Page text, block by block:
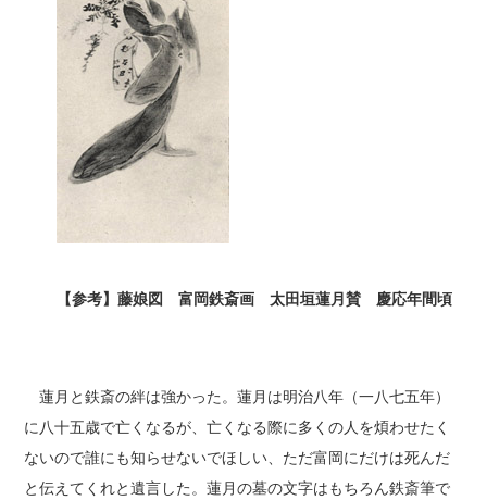
【参考】藤娘図 富岡鉄斎画 太田垣蓮月賛 慶応年間頃
蓮月と鉄斎の絆は強かった。蓮月は明治八年（一八七五年）
に八十五歳で亡くなるが、亡くなる際に多くの人を煩わせたく
ないので誰にも知らせないでほしい、ただ富岡にだけは死んだ
と伝えてくれと遺言した。蓮月の墓の文字はもちろん鉄斎筆で